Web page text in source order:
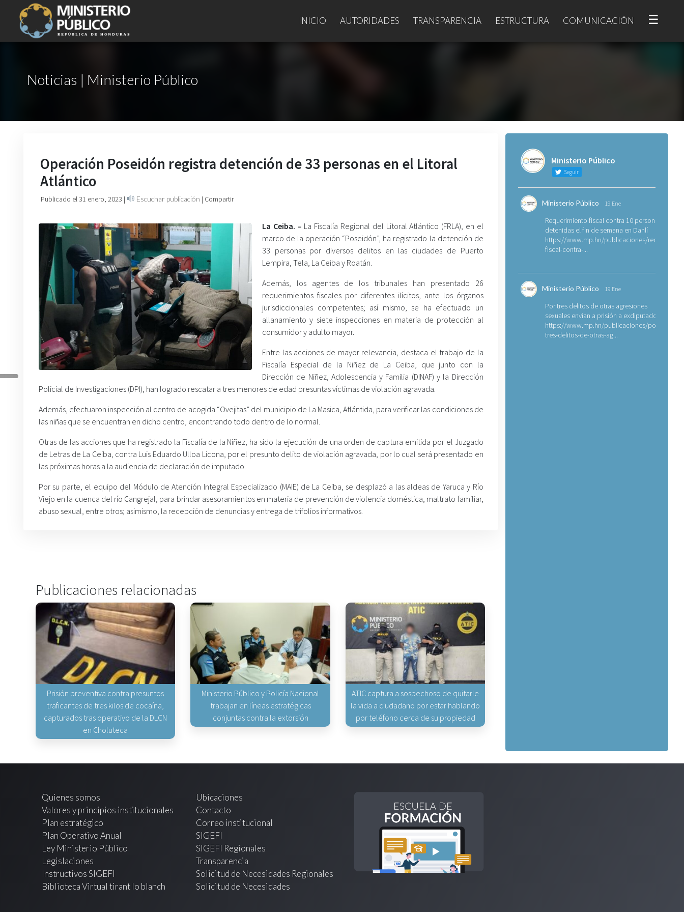
INICIO AUTORIDADES TRANSPARENCIA ESTRUCTURA COMUNICACIÓN ☰
Noticias | Ministerio Público
Operación Poseidón registra detención de 33 personas en el Litoral
Atlántico
Publicado el 31 enero, 2023 | Escuchar publicación | Compartir
La Ceiba. – La Fiscalía Regional del Litoral Atlántico (FRLA), en el
marco de la operación “Poseidón”, ha registrado la detención de
33 personas por diversos delitos en las ciudades de Puerto
Lempira, Tela, La Ceiba y Roatán.
Además, los agentes de los tribunales han presentado 26
requerimientos fiscales por diferentes ilícitos, ante los órganos
jurisdiccionales competentes; así mismo, se ha efectuado un
allanamiento y siete inspecciones en materia de protección al
consumidor y adulto mayor.
Entre las acciones de mayor relevancia, destaca el trabajo de la
Fiscalía Especial de la Niñez de La Ceiba, que junto con la
Dirección de Niñez, Adolescencia y Familia (DINAF) y la Dirección
Policial de Investigaciones (DPI), han logrado rescatar a tres menores de edad presuntas víctimas de violación agravada.
Además, efectuaron inspección al centro de acogida “Ovejitas” del municipio de La Masica, Atlántida, para verificar las condiciones de
las niñas que se encuentran en dicho centro, encontrando todo dentro de lo normal.
Otras de las acciones que ha registrado la Fiscalía de la Niñez, ha sido la ejecución de una orden de captura emitida por el Juzgado
de Letras de La Ceiba, contra Luis Eduardo Ulloa Licona, por el presunto delito de violación agravada, por lo cual será presentado en
las próximas horas a la audiencia de declaración de imputado.
Por su parte, el equipo del Módulo de Atención Integral Especializado (MAIE) de La Ceiba, se desplazó a las aldeas de Yaruca y Río
Viejo en la cuenca del río Cangrejal, para brindar asesoramientos en materia de prevención de violencia doméstica, maltrato familiar,
abuso sexual, entre otros; asimismo, la recepción de denuncias y entrega de trifolios informativos.
Publicaciones relacionadas
Prisión preventiva contra presuntos
traficantes de tres kilos de cocaína,
capturados tras operativo de la DLCN
en Choluteca
Ministerio Público y Policía Nacional
trabajan en líneas estratégicas
conjuntas contra la extorsión
ATIC captura a sospechoso de quitarle
la vida a ciudadano por estar hablando
por teléfono cerca de su propiedad
Ministerio Público
Seguir
Ministerio Público 19 Ene
Requerimiento fiscal contra 10 personas
detenidas el fin de semana en Danlí
https://www.mp.hn/publicaciones/
fiscal-contra-...
Ministerio Público 19 Ene
Por tres delitos de otras agresiones
sexuales envían a prisión a exdiputado
https://www.mp.hn/publicaciones/por-
tres-delitos-de-otras-ag...
Quienes somos
Valores y principios institucionales
Plan estratégico
Plan Operativo Anual
Ley Ministerio Público
Legislaciones
Instructivos SIGEFI
Biblioteca Virtual tirant lo blanch
Ubicaciones
Contacto
Correo institucional
SIGEFI
SIGEFI Regionales
Transparencia
Solicitud de Necesidades Regionales
Solicitud de Necesidades